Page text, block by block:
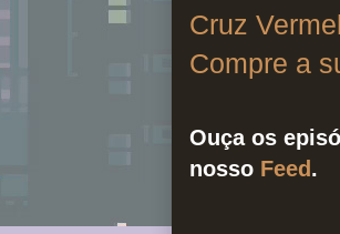
Cruz
Compre a
Ouça os
nosso Feed.